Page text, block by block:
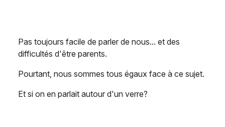
Pas toujours facile de parler de nous... et des
difficultés d'être parents.
Pourtant, nous sommes tous égaux face à ce sujet.
Et si on en parlait autour d'un verre?